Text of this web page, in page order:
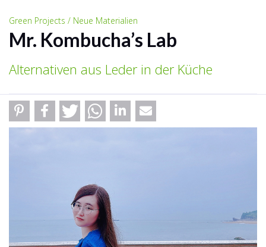
Green Projects / Neue Materialien
Mr. Kombucha’s Lab
Alternativen aus Leder in der Küche